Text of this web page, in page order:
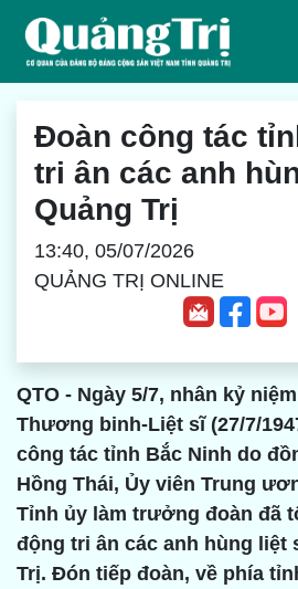
Đoàn công tác
tri ân các anh
Quảng Trị
13:40, 05/07/2026
QUẢNG TRỊ ONLINE
QTO - Ngày 5/7, nhân kỷ
Thương binh-Liệt sĩ (27/7/
công tác tỉnh Bắc Ninh do
Hồng Thái, Ủy viên Trung
Tỉnh ủy làm trưởng đoàn đã
động tri ân các anh hùng liệt
Trị. Đón tiếp đoàn, về phía